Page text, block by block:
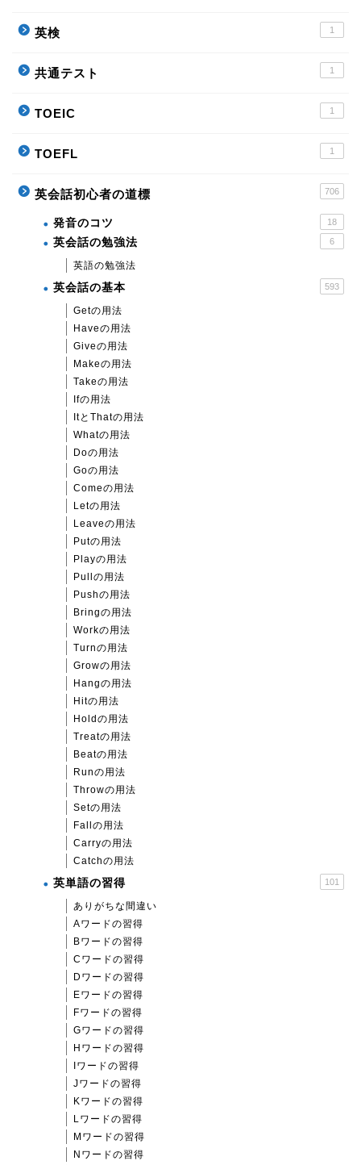
英検 1
共通テスト 1
TOEIC 1
TOEFL 1
英会話初心者の道標 706
発音のコツ 18
英会話の勉強法 6
英語の勉強法
英会話の基本 593
Getの用法
Haveの用法
Giveの用法
Makeの用法
Takeの用法
Ifの用法
ItとThatの用法
Whatの用法
Doの用法
Goの用法
Comeの用法
Letの用法
Leaveの用法
Putの用法
Playの用法
Pullの用法
Pushの用法
Bringの用法
Workの用法
Turnの用法
Growの用法
Hangの用法
Hitの用法
Holdの用法
Treatの用法
Beatの用法
Runの用法
Throwの用法
Setの用法
Fallの用法
Carryの用法
Catchの用法
英単語の習得 101
ありがちな間違い
Aワードの習得
Bワードの習得
Cワードの習得
Dワードの習得
Eワードの習得
Fワードの習得
Gワードの習得
Hワードの習得
Iワードの習得
Jワードの習得
Kワードの習得
Lワードの習得
Mワードの習得
Nワードの習得